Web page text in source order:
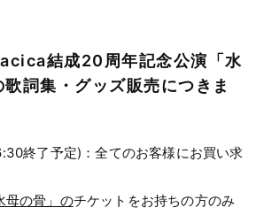
結成20周年記念公演「水
詞集・グッズ販売につきま
終了予定)：全てのお客様にお買い求
母の骨」のチケットをお持ちの方のみ